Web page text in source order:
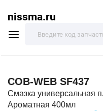
nissma.ru
COB-WEB SF437
Смазка универсальная
Ароматная 400мл